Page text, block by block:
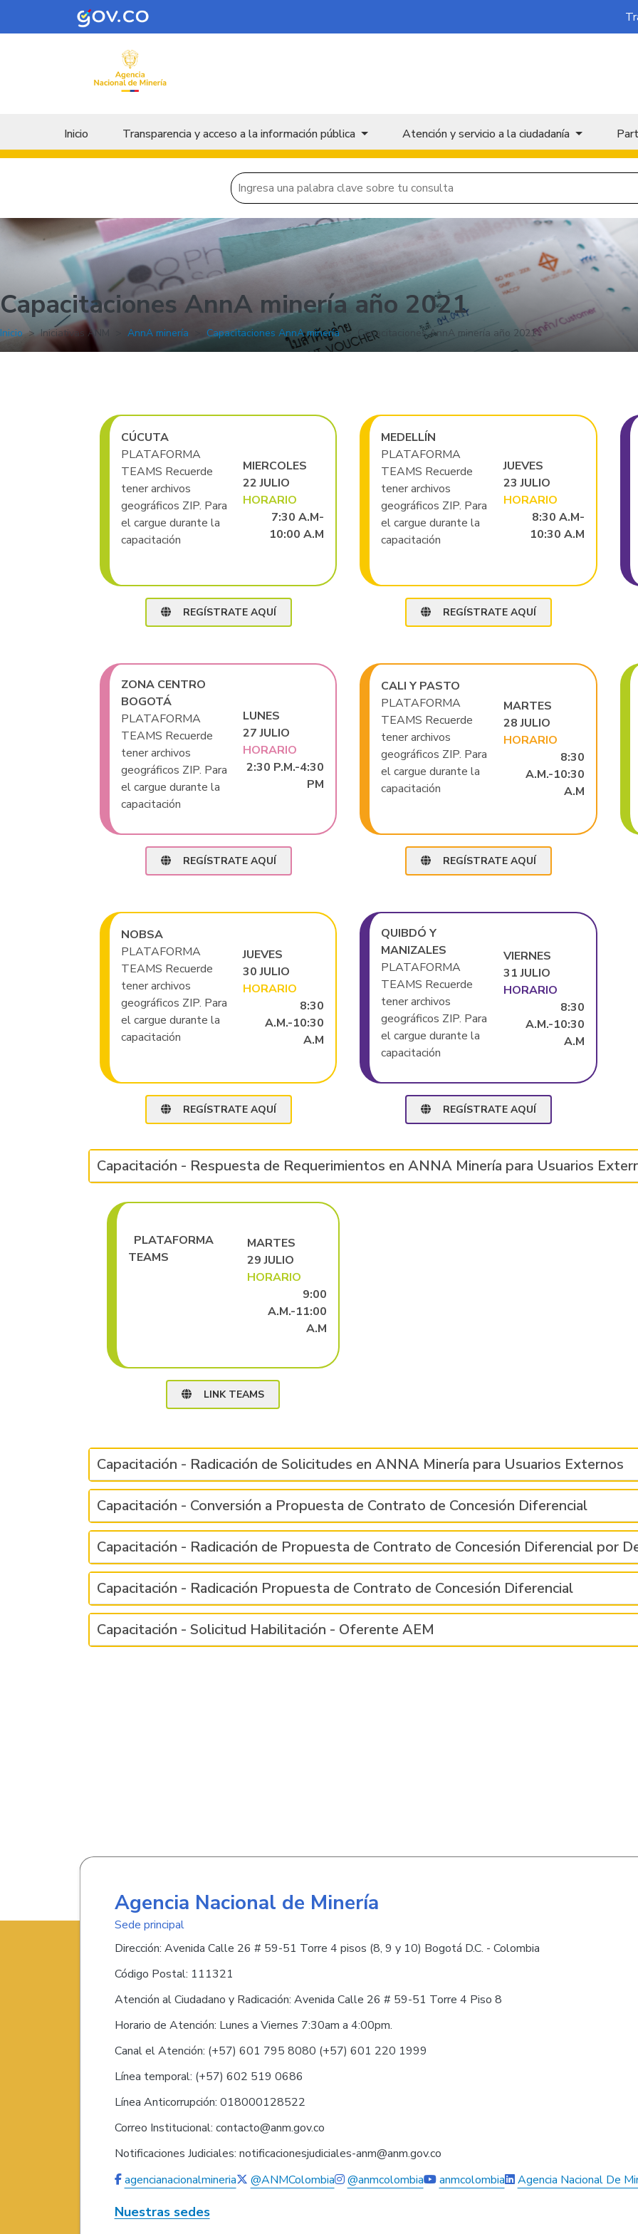
Skip to main content
Menu principal
Inicio Transparencia y acceso a la información pública Atención y servicio a la ciudadanía
Capacitaciones AnnA minería año 2021
Inicio Iniciativas ANM AnnA minería Capacitaciones AnnA minería Capacitaciones AnnA minería año 2021
CÚCUTA
PLATAFORMA
TEAMS Recuerde
tener archivos
geográficos ZIP. Para
el cargue durante la
capacitación
MIERCOLES
22 JULIO
HORARIO
7:30 A.M-
10:00 A.M
REGÍSTRATE AQUÍ
MEDELLÍN
PLATAFORMA
TEAMS Recuerde
tener archivos
geográficos ZIP. Para
el cargue durante la
capacitación
JUEVES
23 JULIO
HORARIO
8:30 A.M-
10:30 A.M
REGÍSTRATE AQUÍ
ZONA CENTRO
BOGOTÁ
PLATAFORMA
TEAMS Recuerde
tener archivos
geográficos ZIP. Para
el cargue durante la
capacitación
LUNES
27 JULIO
HORARIO
2:30 P.M.-4:30
PM
REGÍSTRATE AQUÍ
CALI Y PASTO
PLATAFORMA
TEAMS Recuerde
tener archivos
geográficos ZIP. Para
el cargue durante la
capacitación
MARTES
28 JULIO
HORARIO
8:30
A.M.-10:30
A.M
REGÍSTRATE AQUÍ
NOBSA
PLATAFORMA
TEAMS Recuerde
tener archivos
geográficos ZIP. Para
el cargue durante la
capacitación
JUEVES
30 JULIO
HORARIO
8:30
A.M.-10:30
A.M
REGÍSTRATE AQUÍ
QUIBDÓ Y
MANIZALES
PLATAFORMA
TEAMS Recuerde
tener archivos
geográficos ZIP. Para
el cargue durante la
capacitación
VIERNES
31 JULIO
HORARIO
8:30
A.M.-10:30
A.M
REGÍSTRATE AQUÍ
Capacitación - Respuesta de Requerimientos en ANNA Minería para Usuarios
PLATAFORMA
TEAMS
MARTES
29 JULIO
HORARIO
9:00
A.M.-11:00
A.M
LINK TEAMS
Capacitación - Radicación de Solicitudes en ANNA Minería para Usuarios Externos
Capacitación - Conversión a Propuesta de Contrato de Concesión Diferencial
Capacitación - Radicación de Propuesta de Contrato de Concesión Diferencial por
Capacitación - Radicación Propuesta de Contrato de Concesión Diferencial
Capacitación - Solicitud Habilitación - Oferente AEM
Agencia Nacional de Minería
Sede principal
Dirección: Avenida Calle 26 # 59-51 Torre 4 pisos (8, 9 y 10) Bogotá D.C. - Colombia
Código Postal: 111321
Atención al Ciudadano y Radicación: Avenida Calle 26 # 59-51 Torre 4 Piso 8
Horario de Atención: Lunes a Viernes 7:30am a 4:00pm.
Canal el Atención: (+57) 601 795 8080 (+57) 601 220 1999
Línea temporal: (+57) 602 519 0686
Línea Anticorrupción: 018000128522
Correo Institucional: contacto@anm.gov.co
Notificaciones Judiciales: notificacionesjudiciales-anm@anm.gov.co
agencianacionalmineria
@ANMColombia @anmcolombia anmcolombia Agencia Nacional De
Nuestras sedes